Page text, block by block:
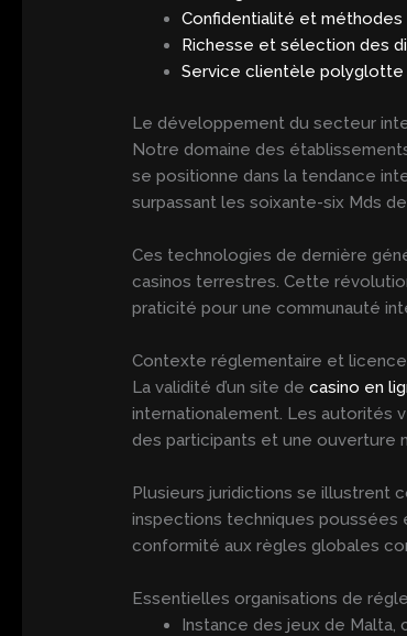
Confidentialité et méthodes
Richesse et sélection des
Service clientèle polyglotte
Le développement du secteur
Notre domaine des
se positionne dans la tendance
surpassant les soixante-six Mds
Ces technologies de dernière
casinos terrestres. Cette
praticité pour une communauté
Contexte réglementaire et
La validité d’un site decasino en
internationalement. Les autorités
des participants et une ouverture
Plusieurs juridictions se illustrent
inspections techniques poussées
conformité aux règles globales
Essentielles organisations de
Instance des jeux de